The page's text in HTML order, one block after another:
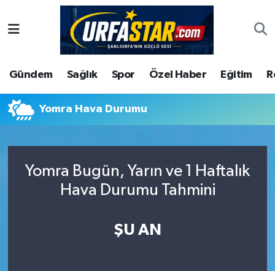
Gündem Sağlık Spor Özel Haber Eğitim
Yomra Hava Durumu
Yomra Bugün, Yarın ve 1 Haftalık
Hava Durumu Tahmini
ŞU AN
ASAYİS
ÇEVRE
DUNYA
Ekonomi
Şanlıurfa Nöbetçi Eczaneler
Şanlıurfa Hava Durumu
Şanlıurfa Namaz Vakitleri
Süper Lig Puan Durumu ve Fikstür
Son Dakika Haberleri